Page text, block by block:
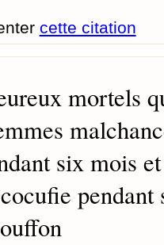
cette citation
mortels
six mois
pendant